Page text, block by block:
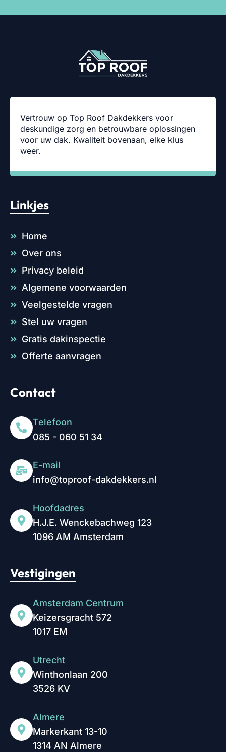
Vertrouw op Top Roof Dakdekkers voor
deskundige zorg en betrouwbare oplossingen
voor uw dak. Kwaliteit bovenaan, elke klus
weer.
Linkjes
Home
Over ons
Privacy beleid
Algemene voorwaarden
Veelgestelde vragen
Stel uw vragen
Gratis dakinspectie
Offerte aanvragen
Contact
Telefoon
085 - 060 51 34
E-mail
info@toproof-dakdekkers.nl
Hoofdadres
H.J.E. Wenckebachweg 123
1096 AM Amsterdam
Vestigingen
Amsterdam Centrum
Keizersgracht 572
1017 EM
Utrecht
Winthonlaan 200
3526 KV
Almere
Markerkant 13-10
1314 AN Almere